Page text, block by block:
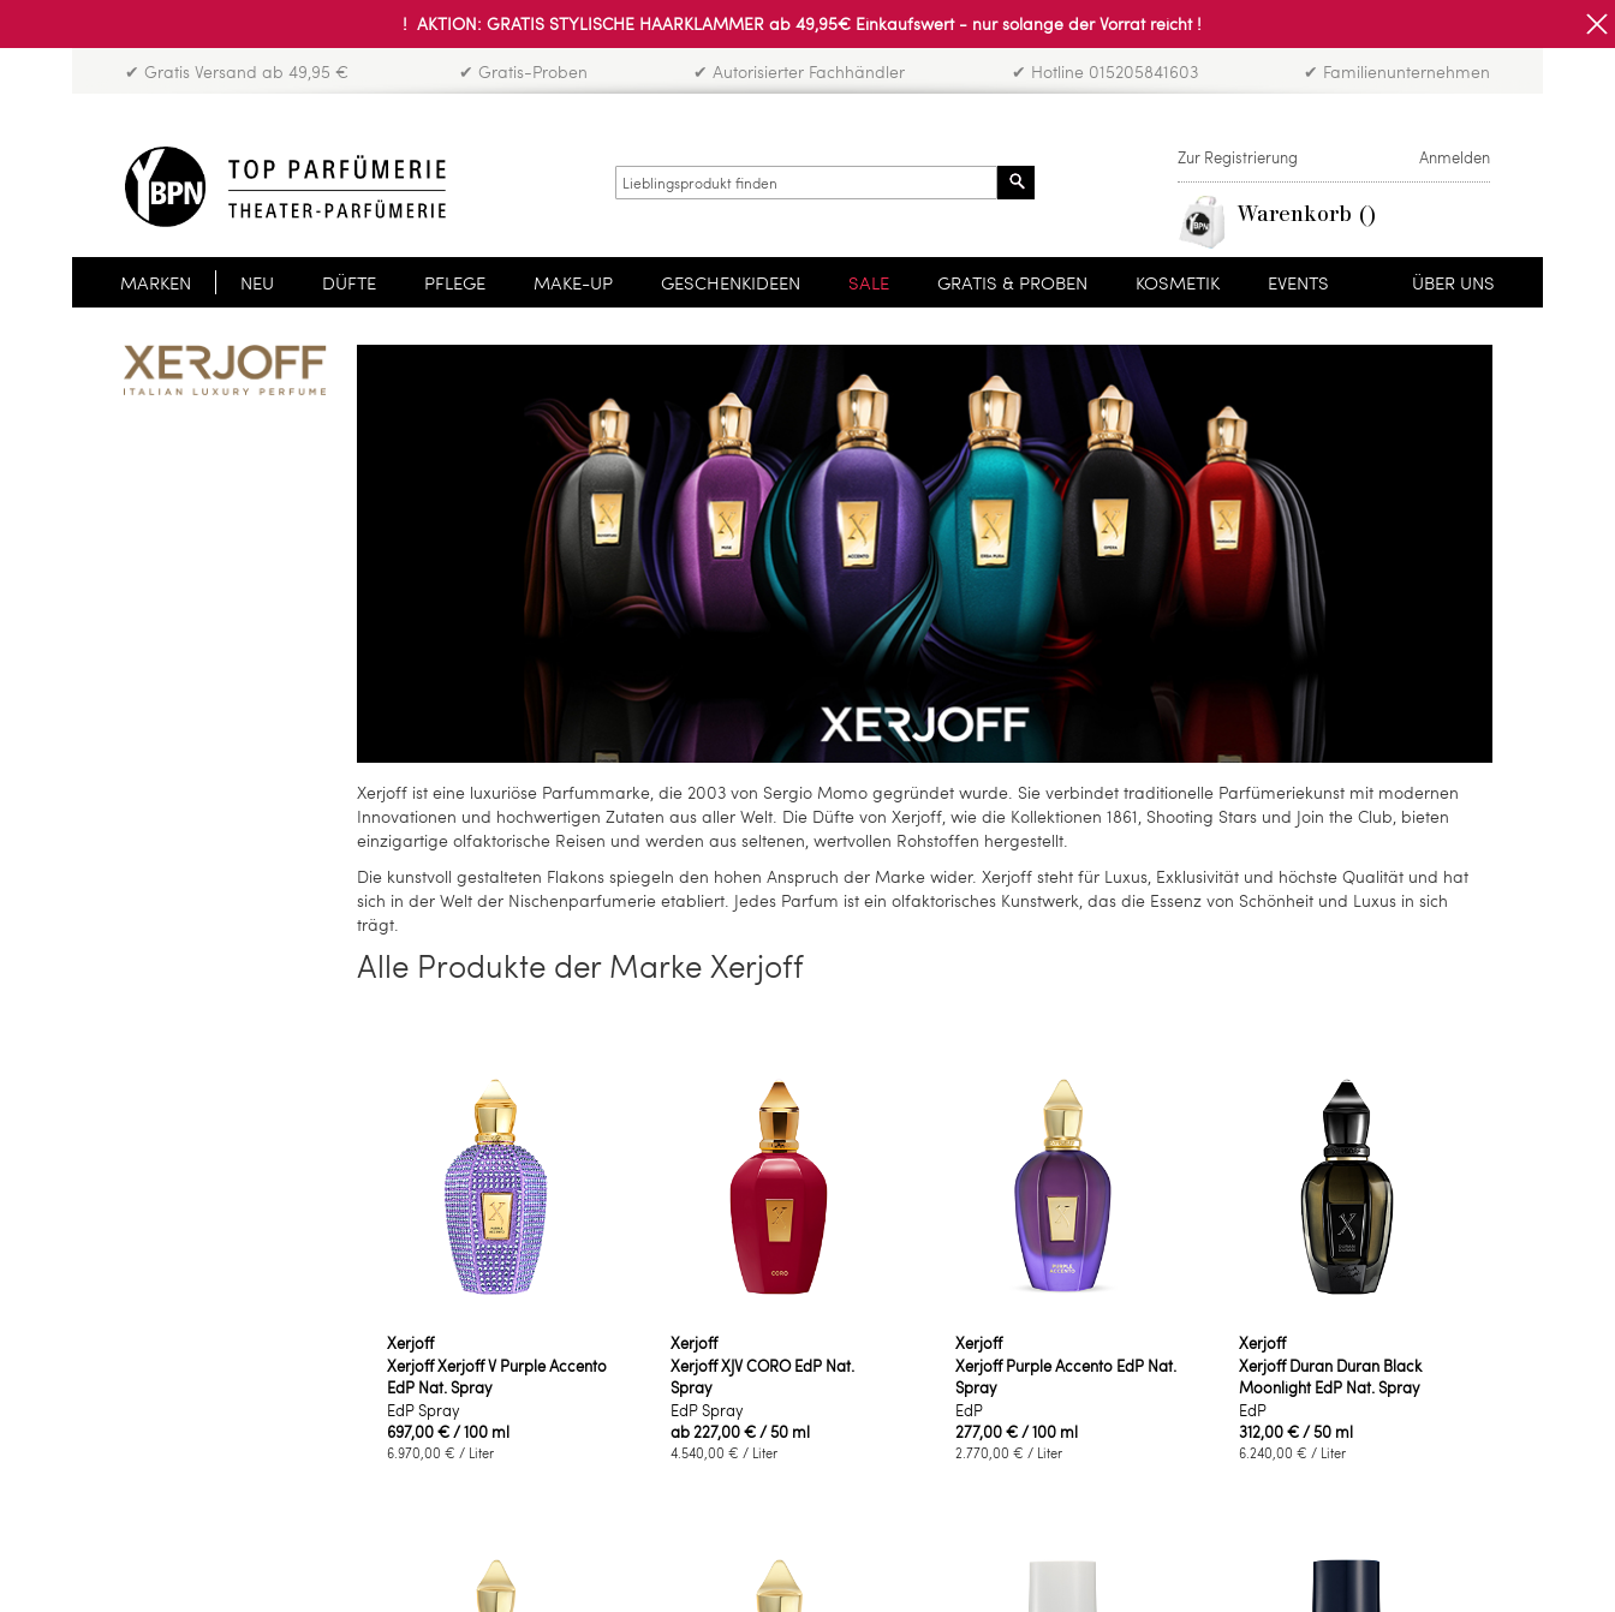
! AKTION: GRATIS STYLISCHE HAARKLAMMER ab 49,95€ Einkaufswert - nur solange der Vorrat reicht !
✔ Gratis Versand ab 49,95 € ✔ Gratis-Proben ✔ Autorisierter Fachhändler ✔ Hotline 015205841603 ✔ Familienunternehmen
Zur Registrierung Anmelden
Warenkorb
MARKEN NEU DÜFTE PFLEGE MAKE-UP GESCHENKIDEEN SALE GRATIS & PROBEN KOSMETIK EVENTS ÜBER UNS
Xerjoff ist eine luxuriöse Parfummarke, die 2003 von Sergio Momo gegründet wurde. Sie verbindet traditionelle Parfümeriekunst mit modernen
Innovationen und hochwertigen Zutaten aus aller Welt. Die Düfte von Xerjoff, wie die Kollektionen 1861, Shooting Stars und Join the Club, bieten
einzigartige olfaktorische Reisen und werden aus seltenen, wertvollen Rohstoffen hergestellt.
Die kunstvoll gestalteten Flakons spiegeln den hohen Anspruch der Marke wider. Xerjoff steht für Luxus, Exklusivität und höchste Qualität und hat
sich in der Welt der Nischenparfumerie etabliert. Jedes Parfum ist ein olfaktorisches Kunstwerk, das die Essenz von Schönheit und Luxus in sich
trägt.
Alle Produkte der Marke Xerjoff
Xerjoff
Xerjoff Xerjoff V Purple Accento
EdP Nat. Spray
EdP Spray
697,00 €/ 100 ml
6.970,00 € / Liter
Xerjoff
Xerjoff XJV CORO EdP Nat.
Spray
EdP Spray
ab227,00 €/ 50 ml
4.540,00 € / Liter
Xerjoff
Xerjoff Purple Accento EdP Nat.
Spray
EdP
277,00 €/ 100 ml
2.770,00 € / Liter
Xerjoff
Xerjoff Duran Duran Black
Moonlight EdP Nat. Spray
EdP
312,00 €/ 50 ml
6.240,00 € / Liter